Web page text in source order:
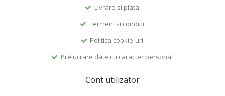
Livrare si plata
Termeni si conditii
Politica cookie-uri
Prelucrare date cu caracter personal
Cont utilizator